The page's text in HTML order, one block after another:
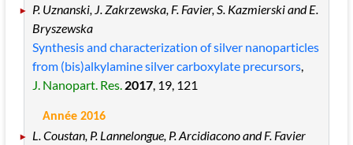
P. Uznanski, J. Zakrzewska, F. Favier, S. Kazmierski and E.
Bryszewska
Synthesis and characterization of silver nanoparticles
from (bis)alkylamine silver carboxylate precursors,
J. Nanopart. Res.2017, 19, 121
Année 2016
L. Coustan, P. Lannelongue, P. Arcidiacono and F. Favier